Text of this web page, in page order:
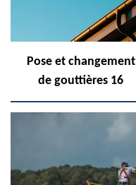
Pose et changement
de gouttières 16